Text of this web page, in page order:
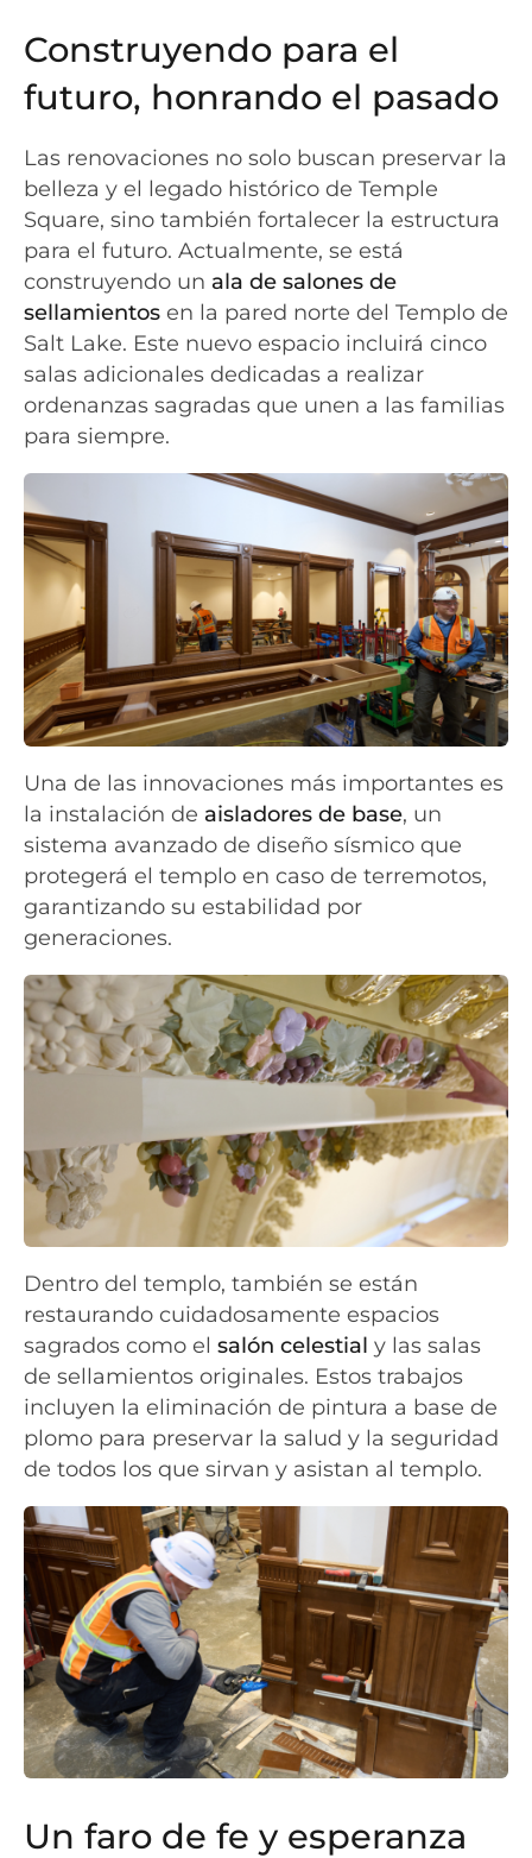
Construyendo para el
futuro, honrando el pasado
Las renovaciones no solo buscan preservar la
belleza y el legado histórico de Temple
Square, sino también fortalecer la estructura
para el futuro. Actualmente, se está
construyendo un ala de salones de
sellamientos en la pared norte del Templo de
Salt Lake. Este nuevo espacio incluirá cinco
salas adicionales dedicadas a realizar
ordenanzas sagradas que unen a las familias
para siempre.
Una de las innovaciones más importantes es
la instalación de aisladores de base, un
sistema avanzado de diseño sísmico que
protegerá el templo en caso de terremotos,
garantizando su estabilidad por
generaciones.
Dentro del templo, también se están
restaurando cuidadosamente espacios
sagrados como el salón celestial y las salas
de sellamientos originales. Estos trabajos
incluyen la eliminación de pintura a base de
plomo para preservar la salud y la seguridad
de todos los que sirvan y asistan al templo.
Un faro de fe y esperanza